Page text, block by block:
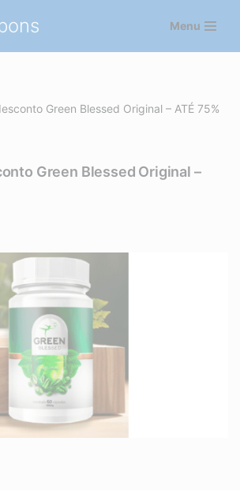
Menu
Green Blessed Original – ATÉ 75%
Green Blessed Original –